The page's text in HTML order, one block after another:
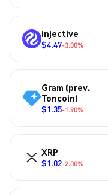
Injective
$4.47-3.00%
Gram (prev.
Toncoin)
$1.35-1.90%
XRP
$1.02-2.00%